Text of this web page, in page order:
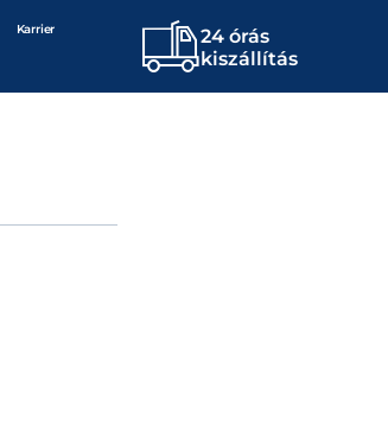
Karrier
24 órás
kiszállítás